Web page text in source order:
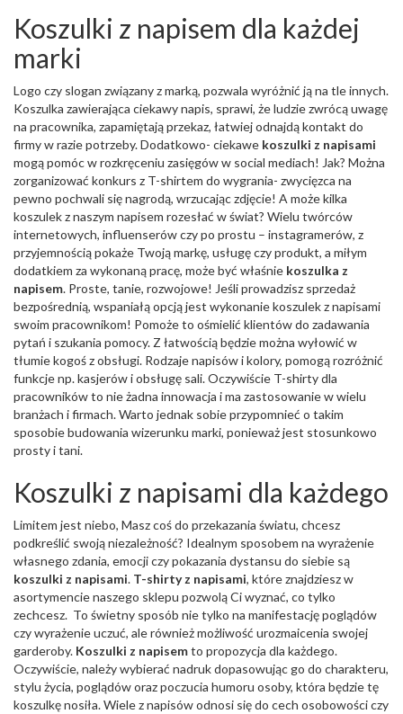
Koszulki z napisem dla każdej
marki
Logo czy slogan związany z marką, pozwala wyróżnić ją na tle innych.
Koszulka zawierająca ciekawy napis, sprawi, że ludzie zwrócą uwagę
na pracownika, zapamiętają przekaz, łatwiej odnajdą kontakt do
firmy w razie potrzeby. Dodatkowo- ciekawe koszulki z napisami
mogą pomóc w rozkręceniu zasięgów w social mediach! Jak? Można
zorganizować konkurs z T-shirtem do wygrania- zwycięzca na
pewno pochwali się nagrodą, wrzucając zdjęcie! A może kilka
koszulek z naszym napisem rozesłać w świat? Wielu twórców
internetowych, influenserów czy po prostu – instagramerów, z
przyjemnością pokaże Twoją markę, usługę czy produkt, a miłym
dodatkiem za wykonaną pracę, może być właśnie koszulka z
napisem. Proste, tanie, rozwojowe! Jeśli prowadzisz sprzedaż
bezpośrednią, wspaniałą opcją jest wykonanie koszulek z napisami
swoim pracownikom! Pomoże to ośmielić klientów do zadawania
pytań i szukania pomocy. Z łatwością będzie można wyłowić w
tłumie kogoś z obsługi. Rodzaje napisów i kolory, pomogą rozróżnić
funkcje np. kasjerów i obsługę sali. Oczywiście T-shirty dla
pracowników to nie żadna innowacja i ma zastosowanie w wielu
branżach i firmach. Warto jednak sobie przypomnieć o takim
sposobie budowania wizerunku marki, ponieważ jest stosunkowo
prosty i tani.
Koszulki z napisami dla każdego
Limitem jest niebo, Masz coś do przekazania światu, chcesz
podkreślić swoją niezależność? Idealnym sposobem na wyrażenie
własnego zdania, emocji czy pokazania dystansu do siebie są
koszulki z napisami. T-shirty z napisami, które znajdziesz w
asortymencie naszego sklepu pozwolą Ci wyznać, co tylko
zechcesz. To świetny sposób nie tylko na manifestację poglądów
czy wyrażenie uczuć, ale również możliwość urozmaicenia swojej
garderoby. Koszulki z napisemto propozycja dla każdego.
Oczywiście, należy wybierać nadruk dopasowując go do charakteru,
stylu życia, poglądów oraz poczucia humoru osoby, która będzie tę
koszulkę nosiła. Wiele z napisów odnosi się do cech osobowości czy